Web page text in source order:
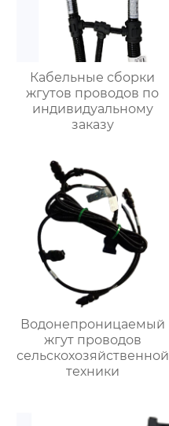
Кабельные сборки
жгутов проводов по
индивидуальному
заказу
Водонепроницаемый
жгут проводов
сельскохозяйственной
техники